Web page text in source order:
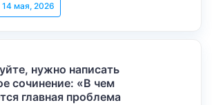
14 мая, 2026
нужно написать
сочинение: «В чем
главная проблема